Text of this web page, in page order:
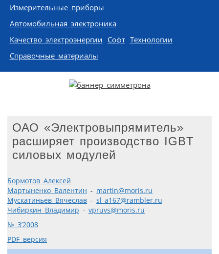
Измерительные приборы
Автомобильная электроника
Качество электроэнергии Софт Технологии
Справочные материалы
ОАО «Электровыпрямитель»
расширяет производство IGBT
силовых модулей
Бормотов Алексей
Мартыненко Валентин - martin@moris.ru
Мускатиньев Вячеслав - sl_a167@rambler.ru
Чибиркин Владимир - vpruvs@moris.ru
№ 3’2008
PDF версия